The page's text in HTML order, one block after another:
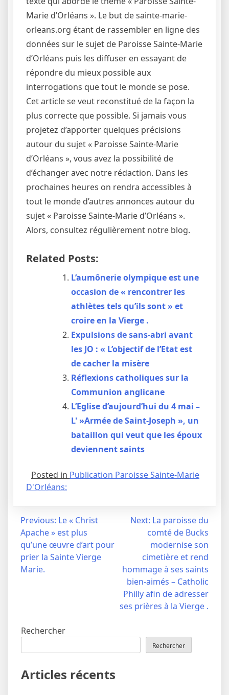
Marie d’Orléans ». Le but de sainte-marie-
orleans.org étant de rassembler en ligne des
données sur le sujet de Paroisse Sainte-Marie
d’Orléans puis les diffuser en essayant de
répondre du mieux possible aux
interrogations que tout le monde se pose.
Cet article se veut reconstitué de la façon la
plus correcte que possible. Si jamais vous
projetez d’apporter quelques précisions
autour du sujet « Paroisse Sainte-Marie
d’Orléans », vous avez la possibilité de
d’échanger avec notre rédaction. Dans les
prochaines heures on rendra accessibles à
tout le monde d’autres annonces autour du
sujet « Paroisse Sainte-Marie d’Orléans ».
Alors, consultez régulièrement notre blog.
Related Posts:
L’aumônerie olympique est une
occasion de « rencontrer les
athlètes tels qu’ils sont » et
croire en la Vierge .
Expulsions de sans-abri avant
les JO : « L’objectif de l’Etat est
de cacher la misère
Réflexions catholiques sur la
Communion anglicane
L’Eglise d’aujourd’hui du 4 mai –
L' »Armée de Saint-Joseph », un
bataillon qui veut que les époux
deviennent saints
Posted in Publication Paroisse Sainte-Marie
D'Orléans:
Navigation
l’article
Previous: Le « Christ
Apache » est plus
qu’une œuvre d’art pour
prier la Sainte Vierge
Marie.
Next: La paroisse du
comté de Bucks
modernise son
cimetière et rend
hommage à ses saints
bien-aimés – Catholic
Philly afin de adresser
ses prières à la Vierge .
Rechercher
Rechercher
Articles récents